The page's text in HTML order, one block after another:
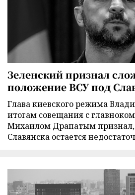
Зеленский признал
положение ВСУ под
Глава киевского режима
итогам совещания с
Михаилом Драпатым признал,
Славянска остается